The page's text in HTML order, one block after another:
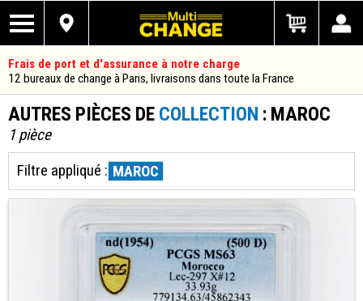
Frais de port et d'assurance à notre charge
12 bureaux de change à Paris, livraisons dans toute la France
AUTRES PIÈCES DE COLLECTION : MAROC
1 pièce
Filtre appliqué : MAROC